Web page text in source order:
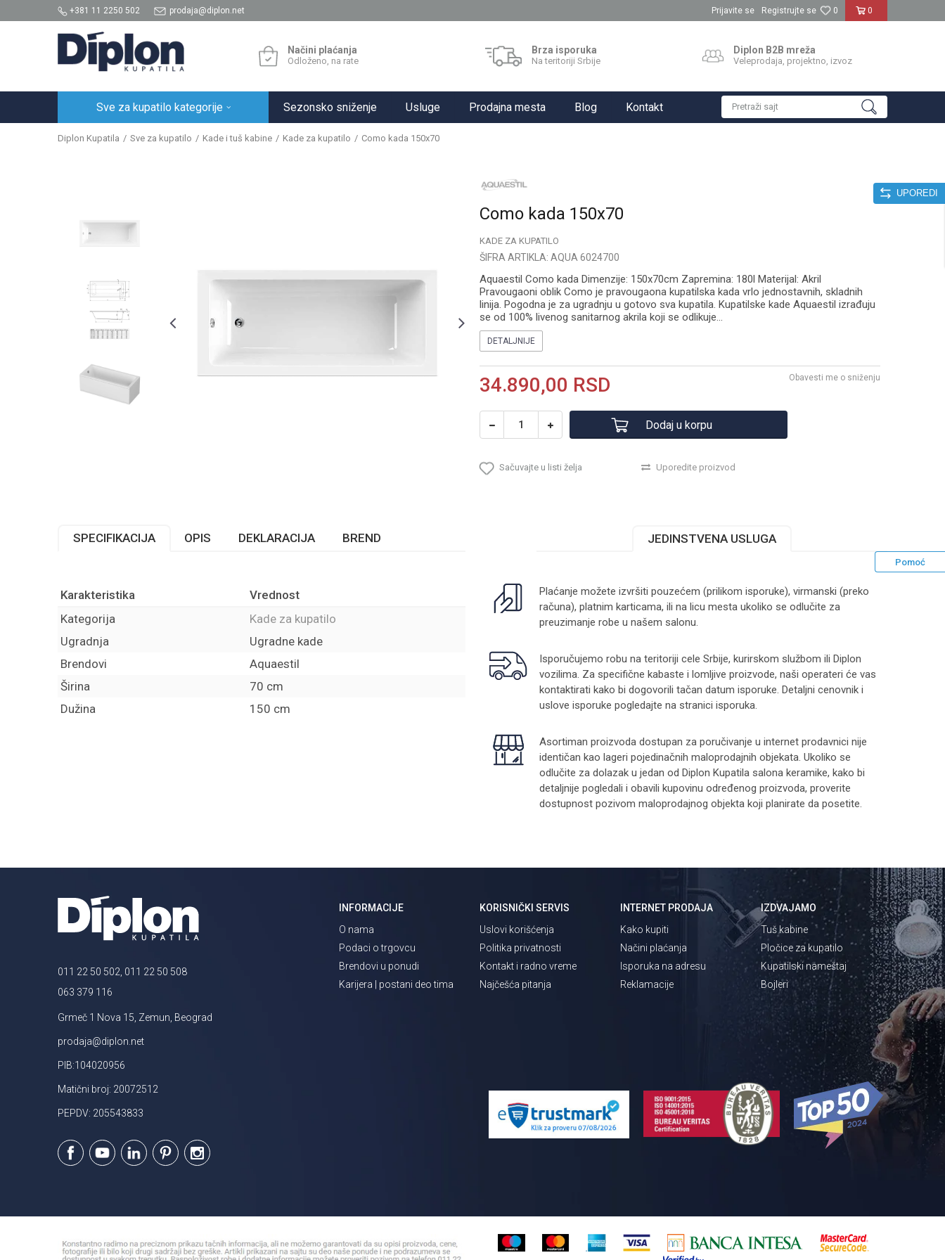
+381 11 2250 502 prodaja@diplon.net 0
0
Prijavite se Registrujte se
Načini plaćanja
Odloženo, na rate
Brza isporuka
Na teritoriji Srbije
Diplon B2B mreža
Veleprodaja, projektno, izvoz
Sve za kupatilo kategorije Sezonsko sniženje Usluge Prodajna mesta Blog Kontakt Pretraži sajt
UPOREDI
Diplon Kupatila Sve za kupatilo Kade i tuš kabine Kade za kupatilo Como kada 150x70
Como kada 150x70
KADE ZA KUPATILO
ŠIFRA ARTIKLA: AQUA 6024700
Aquaestil Como kada Dimenzije: 150x70cm Zapremina: 180l Materijal: Akril
Pravougaoni oblik Como je pravougaona kupatilska kada vrlo jednostavnih, skladnih
linija. Pogodna je za ugradnju u gotovo sva kupatila. Kupatilske kade Aquaestil izrađuju
se od 100% livenog sanitarnog akrila koji se odlikuje...
DETALJNIJE
34.890,00 RSD Obavesti me o sniženju
Dodaj u korpu
Sačuvajte u listi želja Uporedite proizvod
Pomoć
SPECIFIKACIJA OPIS DEKLARACIJA BREND
Karakteristika
Vrednost
Kategorija
Kade za kupatilo
Ugradnja
Ugradne kade
Brendovi
Aquaestil
Širina
70 cm
Dužina
150 cm
JEDINSTVENA USLUGA
Plaćanje možete izvršiti pouzećem (prilikom isporuke), virmanski (preko
računa), platnim karticama, ili na licu mesta ukoliko se odlučite za
preuzimanje robe u našem salonu.
Isporučujemo robu na teritoriji cele Srbije, kurirskom službom ili Diplon
vozilima. Za specifične kabaste i lomljive proizvode, naši operateri će vas
kontaktirati kako bi dogovorili tačan datum isporuke. Detaljni cenovnik i
uslove isporuke pogledajte na straniciisporuka.
Asortiman proizvoda dostupan za poručivanje u internet prodavnici nije
identičan kao lageri pojedinačnih maloprodajnih objekata. Ukoliko se
odlučite za dolazak u jedan od Diplon Kupatila salona keramike, kako bi
detaljnije pogledali i obavili kupovinu određenog proizvoda, proverite
dostupnost pozivom maloprodajnog objekta koji planirate da posetite.
011 22 50 502, 011 22 50 508
063 379 116
Grmeč 1 Nova 15, Zemun, Beograd
prodaja@diplon.net
PIB:104020956
Matični broj: 20072512
PEPDV: 205543833
INFORMACIJE
O nama
Podaci o trgovcu
Brendovi u ponudi
Karijera | postani deo tima
KORISNIČKI SERVIS
Uslovi korišćenja
Politika privatnosti
Kontakt i radno vreme
Najčešća pitanja
INTERNET PRODAJA
Kako kupiti
Načini plaćanja
Isporuka na adresu
Reklamacije
IZDVAJAMO
Tuš kabine
Pločice za kupatilo
Kupatilski nameštaj
Bojleri